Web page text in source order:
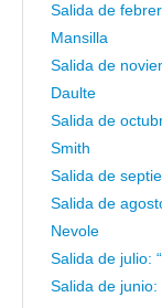
Salida de
Mansilla
Salida de
Daulte
Salida de
Smith
Salida de
Salida de
Nevole
Salida de julio:
Salida de junio: